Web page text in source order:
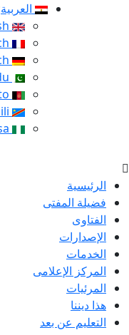
العربية
الرئيسية
فضيلة المفتى
الفتاوى
الإصدارات
الخدمات
المركز الإعلامى
المرئيات
هذا ديننا
التعليم عن بعد